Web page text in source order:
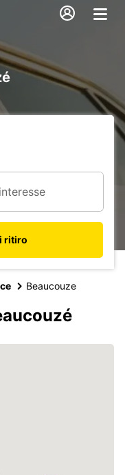
ritiro
Beaucouze